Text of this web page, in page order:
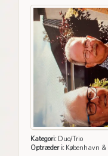
Kategori:Duo/Trio
Optræder i:København